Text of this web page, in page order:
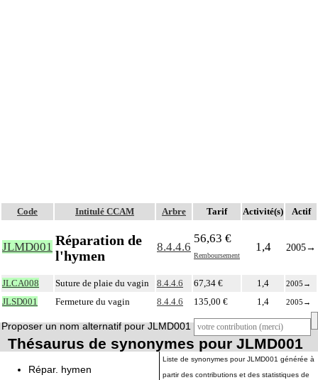
Code Intitulé CCAM Arbre Tarif Activité(s) Actif
JLMD001 Réparation de
l'hymen
8.4.4.6
56,63 €
Remboursement
1,4 2005→
JLCA008 Suture de plaie du vagin 8.4.4.6 67,34 € 1,4 2005 →
JLSD001 Fermeture du vagin 8.4.4.6 135,00 € 1,4 2005 →
Proposer un nom alternatif pour JLMD001
Thésaurus de synonymes pour JLMD001
Répar. hymen
Liste de synonymes pour JLMD001 générée à
partir des contributions et des statistiques de